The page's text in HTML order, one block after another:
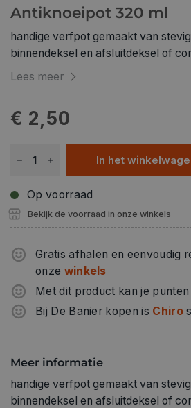
Antiknoeipot 320 ml
handige verfpot gemaakt van
binnendeksel en afsluitdeksel of conische
knoeien als het potje omvalt
Lees meer
€ 2,50
In het
Op voorraad
Bekijk de voorraad in onze winkels
Gratis afhalen en eenvoudig
onze winkels
Met dit product kan je punten
Bij De Banier kopen is Chiro
Meer informatie
handige verfpot gemaakt van
binnendeksel en afsluitdeksel of